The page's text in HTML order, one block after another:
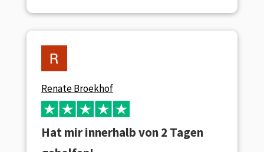
Renate Broekhof
Hat mir innerhalb von 2 Tagen